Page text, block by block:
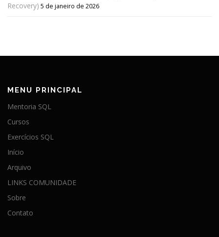
Recovery) 5 de janeiro de 2026
MENU PRINCIPAL
Mentoria SQL
Cursos
Exercícios SQL
Início
Arquivo
LINKS COMUNIDADE
Sobre
Contato